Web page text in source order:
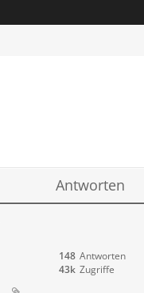
Antworten
Antworten
148
Zugriffe
43k